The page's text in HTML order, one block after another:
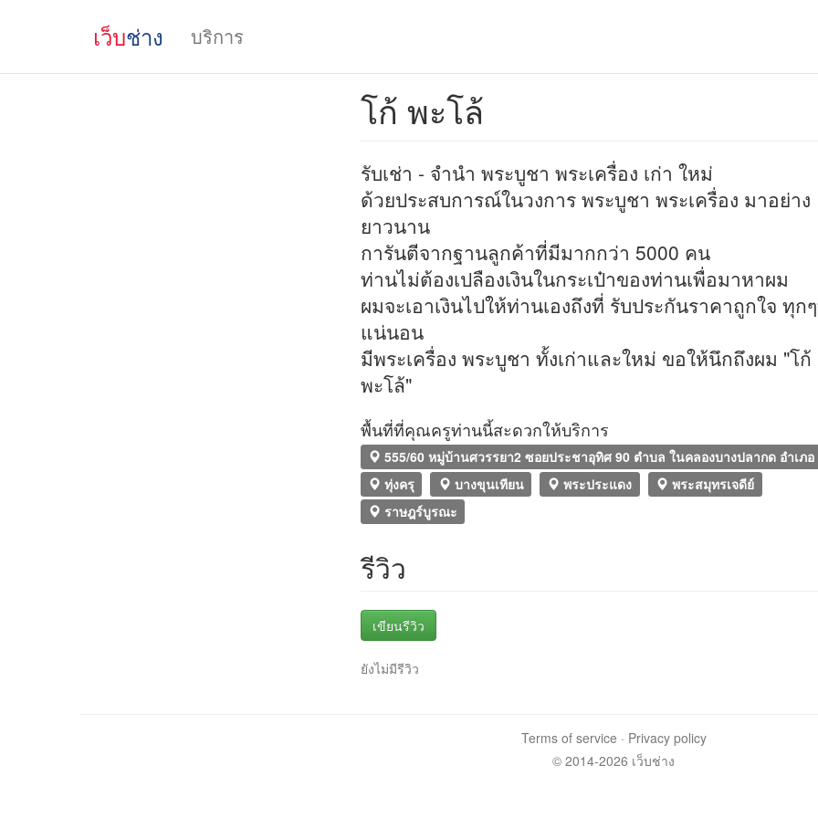
เว็บช่าง บริการ
โก้ พะโล้
รับเช่า - จำนำ พระบูชา พระเครื่อง เก่า ใหม่
ด้วยประสบการณ์ในวงการ พระบูชา พระเครื่อง มาอย่าง
ยาวนาน
การันตีจากฐานลูกค้าที่มีมากกว่า 5000 คน
ท่านไม่ต้องเปลืองเงินในกระเป๋าของท่านเพื่อมาหาผม
ผมจะเอาเงินไปให้ท่านเองถึงที่ รับประกันราคาถูกใจ ทุก
แน่นอน
มีพระเครื่อง พระบูชา ทั้งเก่าและใหม่ ขอให้นึกถึงผม "โก้
พะโล้"
พื้นที่ที่คุณครูท่านนี้สะดวกให้บริการ
555/60 หมู่บ้านศวรรยา2 ซอยประชาอุทิศ 90 ตำบล ในคลองบางปลากด อำเภอ
ทุ่งครุ
บางขุนเทียน พระประแดง
พระสมุทรเจดีย์
ราษฎร์บูรณะ
รีวิว
เขียนรีวิว
ยังไม่มีรีวิว
Terms of service · Privacy policy
© 2014-2026 เว็บช่าง